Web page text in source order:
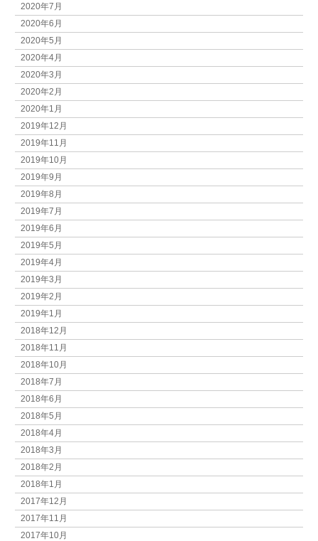
2020年7月
2020年6月
2020年5月
2020年4月
2020年3月
2020年2月
2020年1月
2019年12月
2019年11月
2019年10月
2019年9月
2019年8月
2019年7月
2019年6月
2019年5月
2019年4月
2019年3月
2019年2月
2019年1月
2018年12月
2018年11月
2018年10月
2018年7月
2018年6月
2018年5月
2018年4月
2018年3月
2018年2月
2018年1月
2017年12月
2017年11月
2017年10月